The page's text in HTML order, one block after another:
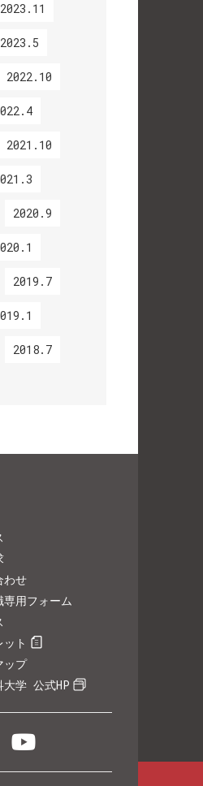
2023.11
2023.5
2022.10
2021.10
2020.9
2019.7
2018.7
わせ
専用フォーム
ト
ップ
大学 公式HP